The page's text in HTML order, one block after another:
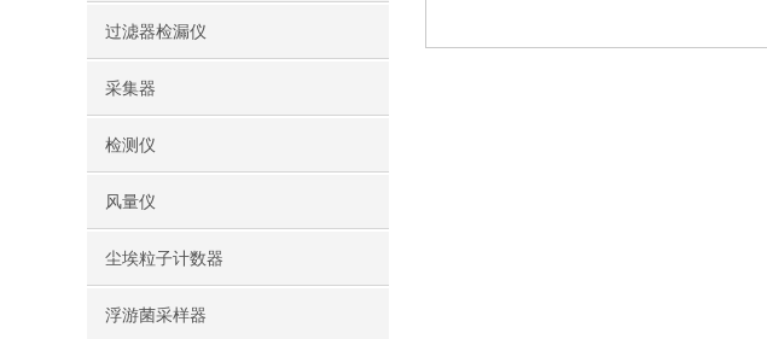
过滤器检漏仪
采集器
检测仪
风量仪
尘埃粒子计数器
浮游菌采样器